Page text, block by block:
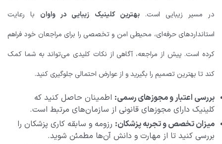
در مسیر زیبایی است.بهترین کلینیک زیبایی در واوان با رعایت
استانداردهای حرفه‌ای، محیطی امن و تخصصی را برای مراجعان خود فراهم
کرده است. پیش از مراجعه، آگاهی از نکات کلیدی می‌تواند به شما کمک
کند تا بهترین تصمیم را بگیرید و از عوارض احتمالی جلوگیری کنید.
بررسی اعتبار و مجوزهای رسمی: اطمینان حاصل کنید که
کلینیک دارای مجوزهای قانونی از سازمان‌های مرتبط است.
میزان تخصص و تجربه پزشکان: رزومه و سابقه کاری پزشکان را
بررسی کنید تا از مهارت و دانش آن‌ها مطمئن شوید.